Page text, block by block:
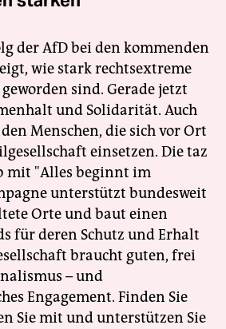
der AfD bei den kommenden
wie stark rechtsextreme
sind. Gerade jetzt
und Solidarität. Auch
Menschen, die sich vor Ort
einsetzen. Die taz
mit "Alles beginnt im
unterstützt bundesweit
Orte und baut einen
für deren Schutz und Erhalt
braucht guten, frei
– und
Engagement. Finden Sie
Sie mit und unterstützen Sie